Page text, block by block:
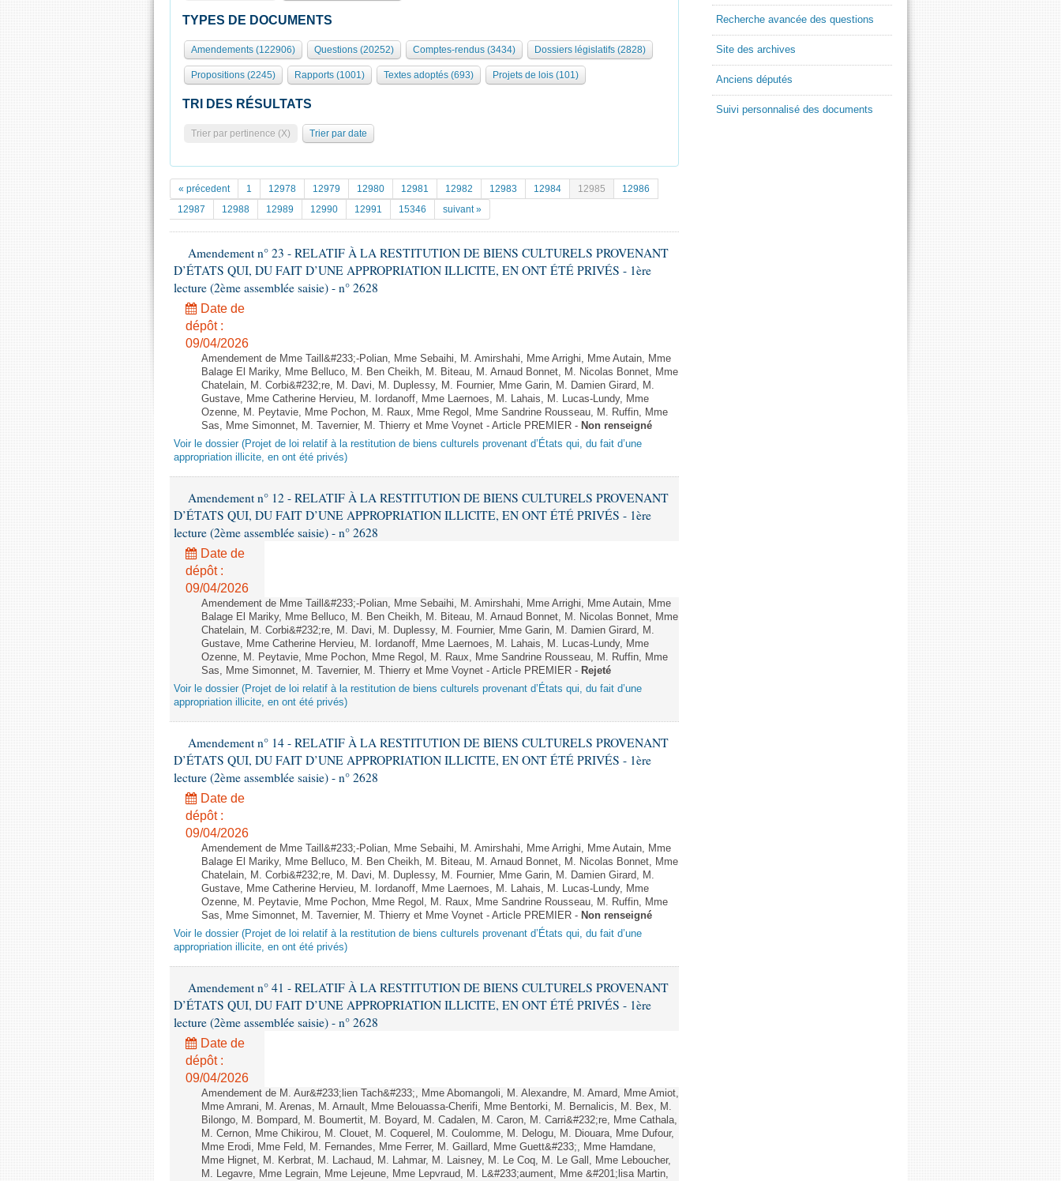
TYPES DE DOCUMENTS
Amendements (122906) Questions (20252) Comptes-rendus (3434) Dossiers législatifs (2828)
Propositions (2245) Rapports (1001) Textes adoptés (693) Projets de lois (101)
TRI DES RÉSULTATS
Trier par pertinence (X) Trier par date
« précedent 1 12978 12979 12980 12981 12982 12983 12984 12985
12986
12987
12988 12989 12990 12991 15346 suivant »
Amendement n° 23 - RELATIF À LA RESTITUTION DE BIENS CULTURELS PROVENANT
D’ÉTATS QUI, DU FAIT D’UNE APPROPRIATION ILLICITE, EN ONT ÉTÉ PRIVÉS - 1ère
lecture (2ème assemblée saisie) - n° 2628
Date de
dépôt :
09/04/2026
Amendement de Mme Taill&#233;-Polian, Mme Sebaihi, M. Amirshahi, Mme Arrighi, Mme Autain, Mme
Balage El Mariky, Mme Belluco, M. Ben Cheikh, M. Biteau, M. Arnaud Bonnet, M. Nicolas Bonnet, Mme
Chatelain, M. Corbi&#232;re, M. Davi, M. Duplessy, M. Fournier, Mme Garin, M. Damien Girard, M.
Gustave, Mme Catherine Hervieu, M. Iordanoff, Mme Laernoes, M. Lahais, M. Lucas-Lundy, Mme
Ozenne, M. Peytavie, Mme Pochon, M. Raux, Mme Regol, Mme Sandrine Rousseau, M. Ruffin, Mme
Sas, Mme Simonnet, M. Tavernier, M. Thierry et Mme Voynet - Article PREMIER - Non renseigné
Voir le dossier (Projet de loi relatif à la restitution de biens culturels provenant d’États qui, du fait d’une
appropriation illicite, en ont été privés)
Amendement n° 12 - RELATIF À LA RESTITUTION DE BIENS CULTURELS PROVENANT
D’ÉTATS QUI, DU FAIT D’UNE APPROPRIATION ILLICITE, EN ONT ÉTÉ PRIVÉS - 1ère
lecture (2ème assemblée saisie) - n° 2628
Date de
dépôt :
09/04/2026
Amendement de Mme Taill&#233;-Polian, Mme Sebaihi, M. Amirshahi, Mme Arrighi, Mme Autain, Mme
Balage El Mariky, Mme Belluco, M. Ben Cheikh, M. Biteau, M. Arnaud Bonnet, M. Nicolas Bonnet, Mme
Chatelain, M. Corbi&#232;re, M. Davi, M. Duplessy, M. Fournier, Mme Garin, M. Damien Girard, M.
Gustave, Mme Catherine Hervieu, M. Iordanoff, Mme Laernoes, M. Lahais, M. Lucas-Lundy, Mme
Ozenne, M. Peytavie, Mme Pochon, Mme Regol, M. Raux, Mme Sandrine Rousseau, M. Ruffin, Mme
Sas, Mme Simonnet, M. Tavernier, M. Thierry et Mme Voynet - Article PREMIER - Rejeté
Voir le dossier (Projet de loi relatif à la restitution de biens culturels provenant d’États qui, du fait d’une
appropriation illicite, en ont été privés)
Amendement n° 14 - RELATIF À LA RESTITUTION DE BIENS CULTURELS PROVENANT
D’ÉTATS QUI, DU FAIT D’UNE APPROPRIATION ILLICITE, EN ONT ÉTÉ PRIVÉS - 1ère
lecture (2ème assemblée saisie) - n° 2628
Date de
dépôt :
09/04/2026
Amendement de Mme Taill&#233;-Polian, Mme Sebaihi, M. Amirshahi, Mme Arrighi, Mme Autain, Mme
Balage El Mariky, Mme Belluco, M. Ben Cheikh, M. Biteau, M. Arnaud Bonnet, M. Nicolas Bonnet, Mme
Chatelain, M. Corbi&#232;re, M. Davi, M. Duplessy, M. Fournier, Mme Garin, M. Damien Girard, M.
Gustave, Mme Catherine Hervieu, M. Iordanoff, Mme Laernoes, M. Lahais, M. Lucas-Lundy, Mme
Ozenne, M. Peytavie, Mme Pochon, Mme Regol, M. Raux, Mme Sandrine Rousseau, M. Ruffin, Mme
Sas, Mme Simonnet, M. Tavernier, M. Thierry et Mme Voynet - Article PREMIER - Non renseigné
Voir le dossier (Projet de loi relatif à la restitution de biens culturels provenant d’États qui, du fait d’une
appropriation illicite, en ont été privés)
Amendement n° 41 - RELATIF À LA RESTITUTION DE BIENS CULTURELS PROVENANT
D’ÉTATS QUI, DU FAIT D’UNE APPROPRIATION ILLICITE, EN ONT ÉTÉ PRIVÉS - 1ère
lecture (2ème assemblée saisie) - n° 2628
Date de
dépôt :
09/04/2026
Amendement de M. Aur&#233;lien Tach&#233;, Mme Abomangoli, M. Alexandre, M. Amard, Mme Amiot,
Mme Amrani, M. Arenas, M. Arnault, Mme Belouassa-Cherifi, Mme Bentorki, M. Bernalicis, M. Bex, M.
Bilongo, M. Bompard, M. Boumertit, M. Boyard, M. Cadalen, M. Caron, M. Carri&#232;re, Mme Cathala,
M. Cernon, Mme Chikirou, M. Clouet, M. Coquerel, M. Coulomme, M. Delogu, M. Diouara, Mme Dufour,
Mme Erodi, Mme Feld, M. Fernandes, Mme Ferrer, M. Gaillard, Mme Guett&#233;, Mme Hamdane,
Mme Hignet, M. Kerbrat, M. Lachaud, M. Lahmar, M. Laisney, M. Le Coq, M. Le Gall, Mme Leboucher,
M. Legavre, Mme Legrain, Mme Lejeune, Mme Lepvraud, M. L&#233;aument, Mme &#201;lisa Martin,
Recherche avancée des questions
Site des archives
Anciens députés
Suivi personnalisé des documents